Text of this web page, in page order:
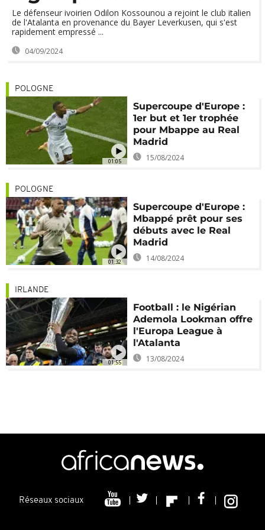
Le défenseur ivoirien Odilon Kossounou a rejoint le club italien
de l'Atalanta en provenance du Bayer Leverkusen, qui s'est
rapidement empressé ...
04/09/2024
01:05
POLOGNE
Supercoupe d'Europe :
1er but et 1er trophée
pour Mbappe au Real
Madrid
15/08/2024
01:32
POLOGNE
Supercoupe d'Europe :
Mbappé prêt pour ses
débuts avec le Real
Madrid
14/08/2024
01:55
IRLANDE
Football : le Nigérian
Ademola Lookman offre
l'Europa League à
l'Atalanta
13/08/2024
Réseaux sociaux